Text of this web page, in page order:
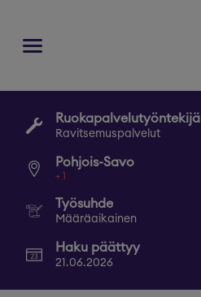
Ruokapalvelutyöntekijä
Ravitsemuspalvelut
Pohjois-Savo
+ 1
Työsuhde
Määräaikainen
Haku päättyy
21.06.2026